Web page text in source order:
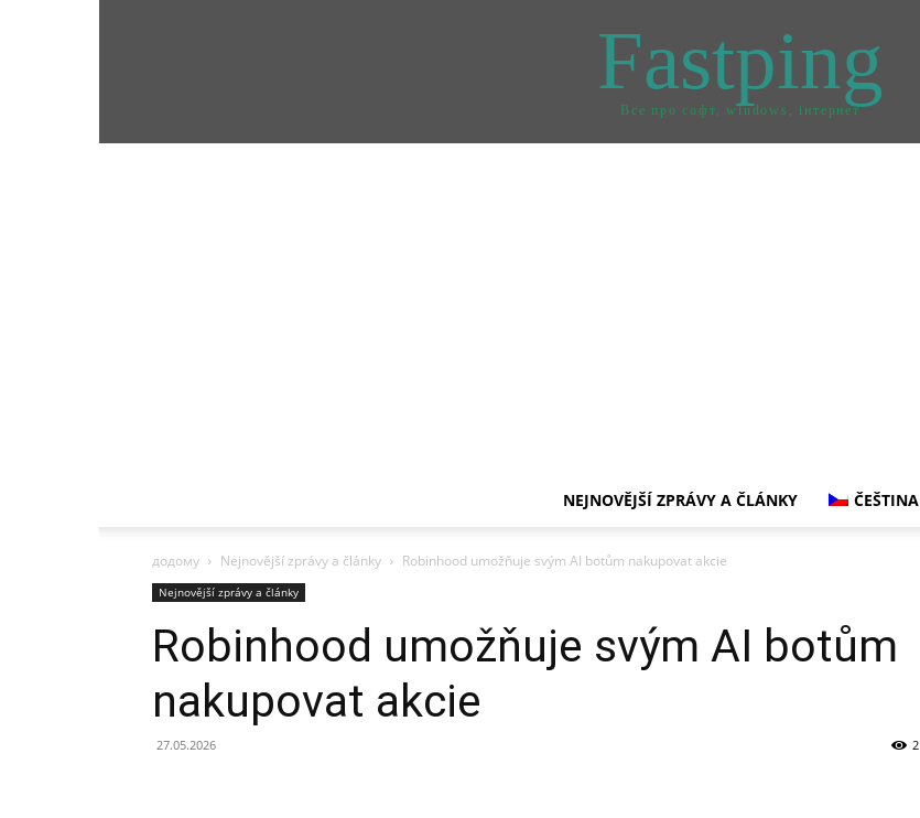
Fastping
Все про софт, windows, інтернет
NEJNOVĚJŠÍ ZPRÁVY A ČLÁNKY ČEŠTINA
додому Nejnovější zprávy a články Robinhood umožňuje svým AI botům nakupovat akcie
Nejnovější zprávy a články
Robinhood umožňuje svým AI botům
nakupovat akcie
27.05.2026 2